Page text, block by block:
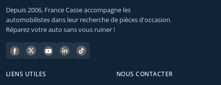
Depuis 2006, France Casse accompagne les
automobilistes dans leur recherche de pièces d'occasion.
Réparez votre auto sans vous ruiner !
LIENS UTILES NOUS CONTACTER